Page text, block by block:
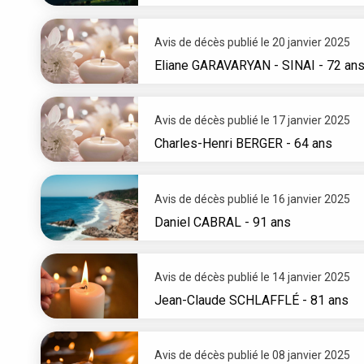
Avis de décès publié le 20 janvier 2025
Eliane GARAVARYAN - SINAI - 72 ans
Avis de décès publié le 17 janvier 2025
Charles-Henri BERGER - 64 ans
Avis de décès publié le 16 janvier 2025
Daniel CABRAL - 91 ans
Avis de décès publié le 14 janvier 2025
Jean-Claude SCHLAFFLÉ - 81 ans
Avis de décès publié le 08 janvier 2025